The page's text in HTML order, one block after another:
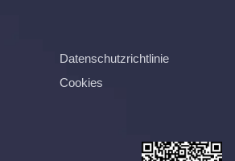
Datenschutzrichtlinie
Cookies